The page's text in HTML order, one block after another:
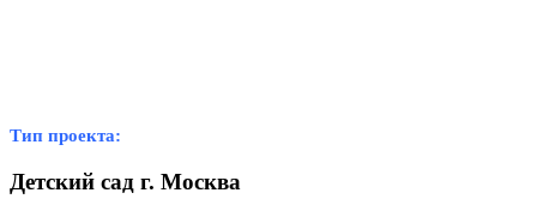
Тип проекта:
Детский сад г. Москва